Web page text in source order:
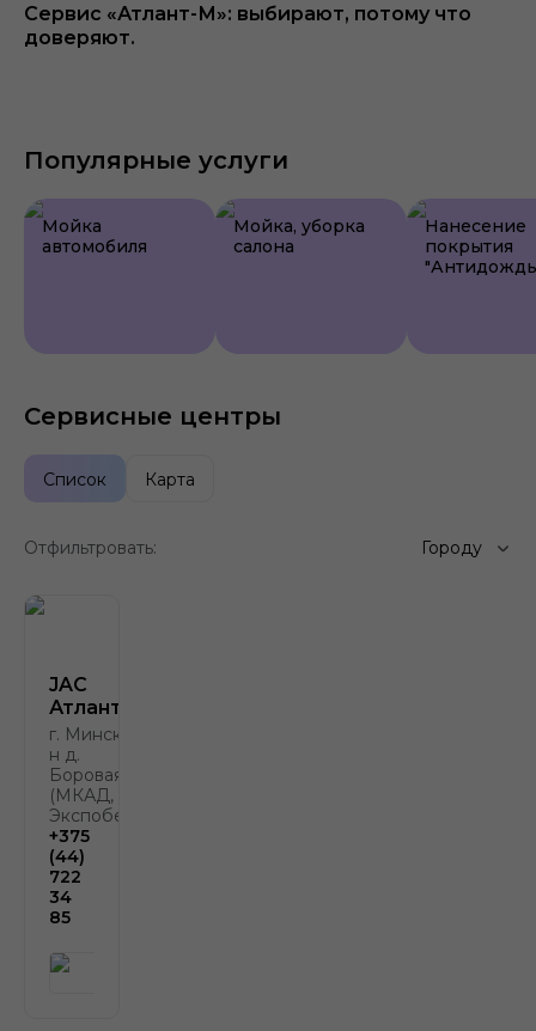
Сервис «Атлант-М»: выбирают, потому что
доверяют.
Популярные услуги
Мойка
автомобиля
Мойка, уборка
салона
Нанесение
покрытия
Сервисные центры
Список Карта
Отфильтровать: Городу
JAC
Атлант-М
г. Минск, р-
н д.
Боровая, 2
(МКАД, у
Экспобела)
+375
(44)
722
34
85